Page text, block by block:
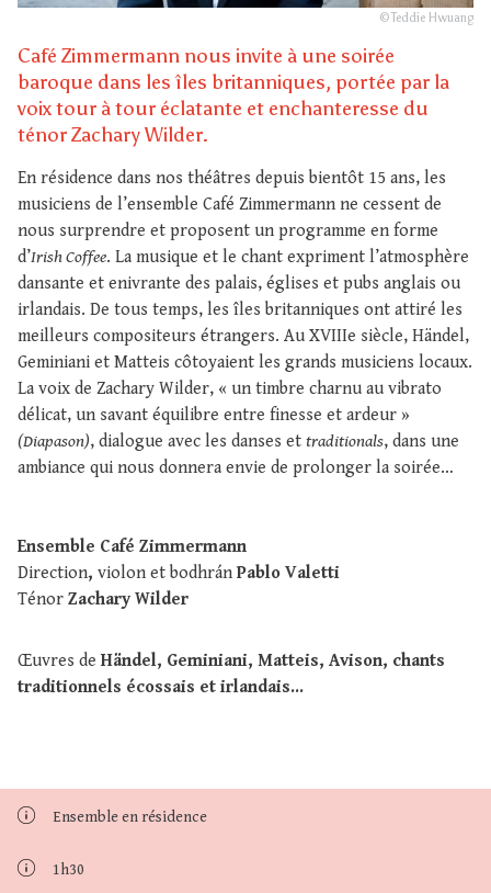
© Teddie Hwuang
Café Zimmermann nous invite à une soirée
baroque dans les îles britanniques, portée par la
voix tour à tour éclatante et enchanteresse du
ténor Zachary Wilder.
En résidence dans nos théâtres depuis bientôt 15 ans, les
musiciens de l’ensemble Café Zimmermann ne cessent de
nous surprendre et proposent un programme en forme
d’Irish Coffee. La musique et le chant expriment l’atmosphère
dansante et enivrante des palais, églises et pubs anglais ou
irlandais. De tous temps, les îles britanniques ont attiré les
meilleurs compositeurs étrangers. Au XVIIIe siècle, Händel,
Geminiani et Matteis côtoyaient les grands musiciens locaux.
La voix de Zachary Wilder, « un timbre charnu au vibrato
délicat, un savant équilibre entre finesse et ardeur »
(Diapason), dialogue avec les danses et traditionals, dans une
ambiance qui nous donnera envie de prolonger la soirée…
Ensemble Café Zimmermann
Direction, violon et bodhrán Pablo Valetti
Ténor Zachary Wilder
Œuvres de Händel, Geminiani, Matteis, Avison, chants
traditionnels écossais et irlandais...
Ensemble en résidence
1h30